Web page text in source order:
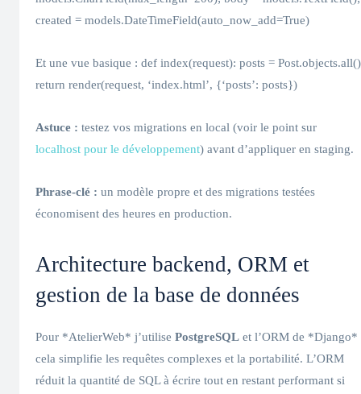
created = models.DateTimeField(auto_now_add=True)
Et une vue basique : def index(request): posts =
return render(request, ‘index.html’, {‘posts’: posts})
Astuce : testez vos migrations en local (voir le point sur
localhost pour le développement) avant d’appliquer en staging.
Phrase-clé : un modèle propre et des migrations testées
économisent des heures en production.
Architecture backend, ORM et
gestion de la base de données
Pour *AtelierWeb* j’utilise PostgreSQL et l’ORM de *Django*
cela simplifie les requêtes complexes et la portabilité. L’ORM
réduit la quantité de SQL à écrire tout en restant performant si